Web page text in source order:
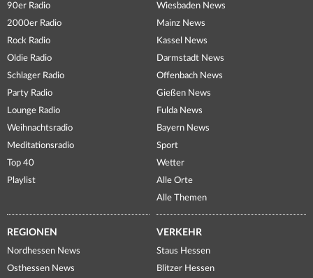
90er Radio
2000er Radio
Rock Radio
Oldie Radio
Schlager Radio
Party Radio
Lounge Radio
Weihnachtsradio
Meditationsradio
Top 40
Playlist
Wiesbaden News
Mainz News
Kassel News
Darmstadt News
Offenbach News
Gießen News
Fulda News
Bayern News
Sport
Wetter
Alle Orte
Alle Themen
REGIONEN
Nordhessen News
Osthessen News
VERKEHR
Staus Hessen
Blitzer Hessen